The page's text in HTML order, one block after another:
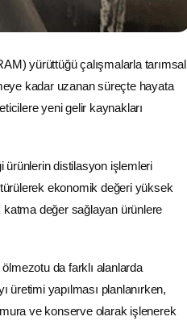
yürüttüğü çalışmalarla tarımsal
kadar uzanan süreçte hayata
yeni gelir kaynakları
ürünlerin distilasyon işlemleri
ekonomik değeri yüksek
değer sağlayan ürünlere
da farklı alanlarda
yapılması planlanırken,
ve konserve olarak işlenerek